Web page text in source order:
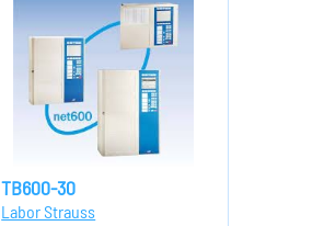
TB600-30
Labor Strauss